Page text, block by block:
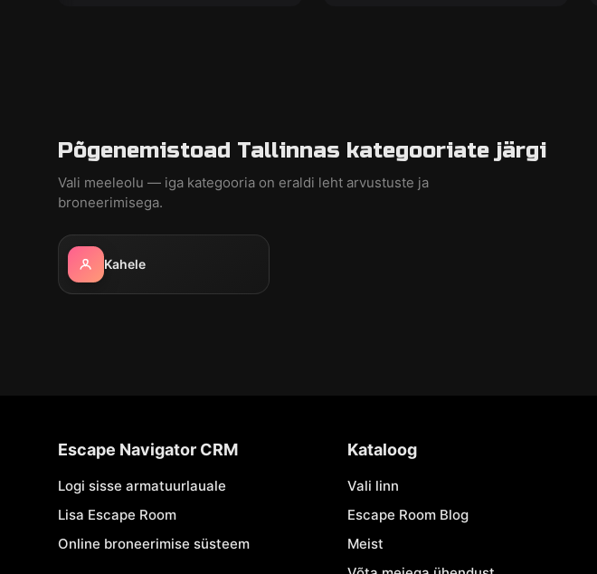
Põgenemistoad Tallinnas kategooriate järgi
Vali meeleolu — iga kategooria on eraldi leht arvustuste ja
broneerimisega.
Kahele
Escape Navigator CRM
Logi sisse armatuurlauale
Lisa Escape Room
Online broneerimise süsteem
Kataloog
Vali linn
Escape Room Blog
Meist